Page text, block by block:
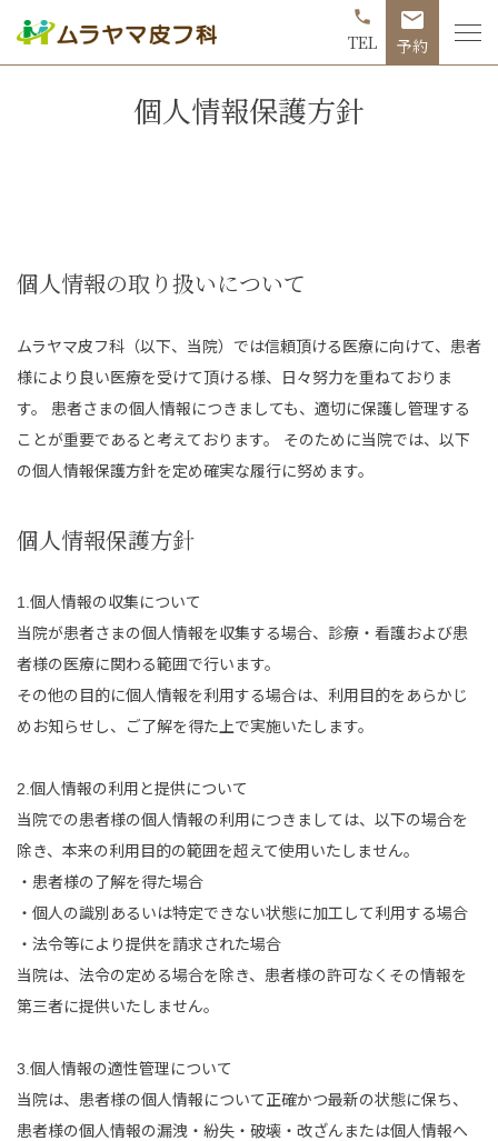
phone
TEL
mail
予約
個人情報保護方針
個人情報の取り扱いについて
ムラヤマ皮フ科（以下、当院）では信頼頂ける医療に向けて、患者
様により良い医療を受けて頂ける様、日々努力を重ねておりま
す。 患者さまの個人情報につきましても、適切に保護し管理する
ことが重要であると考えております。 そのために当院では、以下
の個人情報保護方針を定め確実な履行に努めます。
個人情報保護方針
1.個人情報の収集について
当院が患者さまの個人情報を収集する場合、診療・看護および患
者様の医療に関わる範囲で行います。
その他の目的に個人情報を利用する場合は、利用目的をあらかじ
めお知らせし、ご了解を得た上で実施いたします。
2.個人情報の利用と提供について
当院での患者様の個人情報の利用につきましては、以下の場合を
除き、本来の利用目的の範囲を超えて使用いたしません。
・患者様の了解を得た場合
・個人の識別あるいは特定できない状態に加工して利用する場合
・法令等により提供を請求された場合
当院は、法令の定める場合を除き、患者様の許可なくその情報を
第三者に提供いたしません。
3.個人情報の適性管理について
当院は、患者様の個人情報について正確かつ最新の状態に保ち、
患者様の個人情報の漏洩・紛失・破壊・改ざんまたは個人情報へ